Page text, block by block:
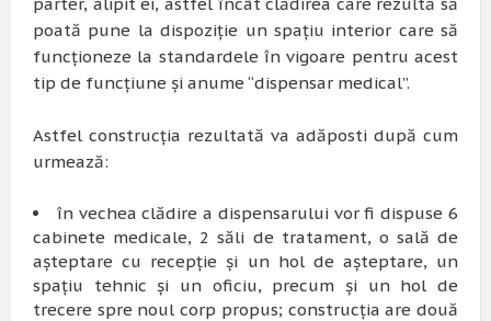
poată pune la dispoziție un spațiu interior care să
funcționeze la standardele în vigoare pentru acest
tip de funcțiune și anume “dispensar medical”.
Astfel construcția rezultată va adăposti după cum
urmează:
în vechea clădire a dispensarului vor fi dispuse 6
cabinete medicale, 2 săli de tratament, o sală de
așteptare cu recepție și un hol de așteptare, un
spațiu tehnic și un oficiu, precum și un hol de
trecere spre noul corp propus; construcția are două